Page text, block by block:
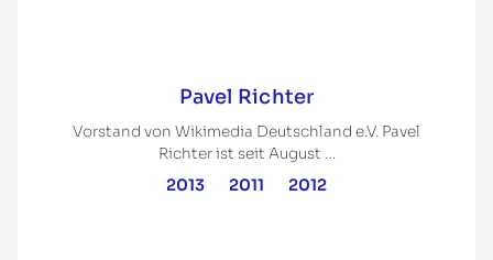
Pavel Richter
Vorstand von Wikimedia Deutschland e.V. Pavel
Richter ist seit August …
2013 2011 2012